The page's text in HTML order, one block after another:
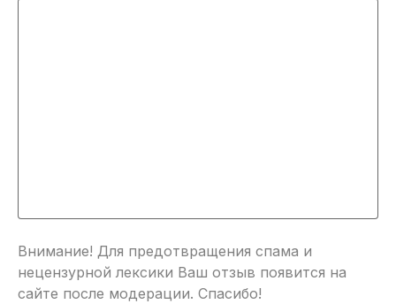
Внимание! Для предотвращения спама и
нецензурной лексики Ваш отзыв появится на
сайте после модерации. Спасибо!